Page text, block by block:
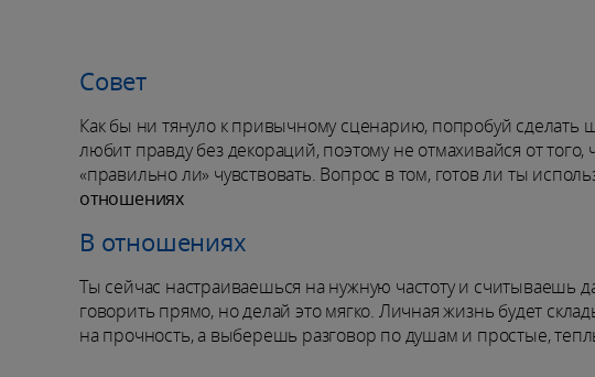
Совет
Как бы ни тянуло к привычному сценарию, попробуй сделать
любит правду без декораций, поэтому не отмахивайся от
«правильно ли» чувствовать. Вопрос в том, готов ли ты
отношениях
В отношениях
Ты сейчас настраиваешься на нужную частоту и считываешь
говорить прямо, но делай это мягко. Личная жизнь будет
на прочность, а выберешь разговор по душам и простые,